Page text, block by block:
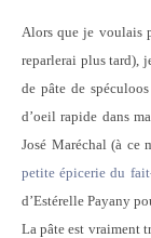
Alors que je voulais
reparlerai plus tard),
de pâte de
d’oeil rapide dans
José Maréchal (à ce
petite épicerie du
d’Estérelle Payany
La pâte est vraiment